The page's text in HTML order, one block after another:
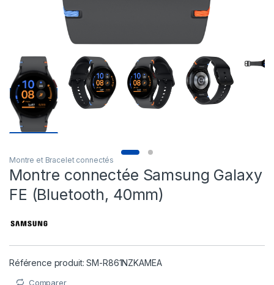
Montre et Bracelet connectés
Montre connectée Samsung Galaxy
FE (Bluetooth, 40mm)
Référence produit: SM-R861NZKAMEA
Comparer